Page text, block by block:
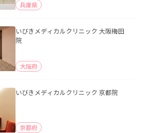
兵庫県
いびきメディカルクリニック 大阪梅田
院
大阪府
いびきメディカルクリニック 京都院
京都府